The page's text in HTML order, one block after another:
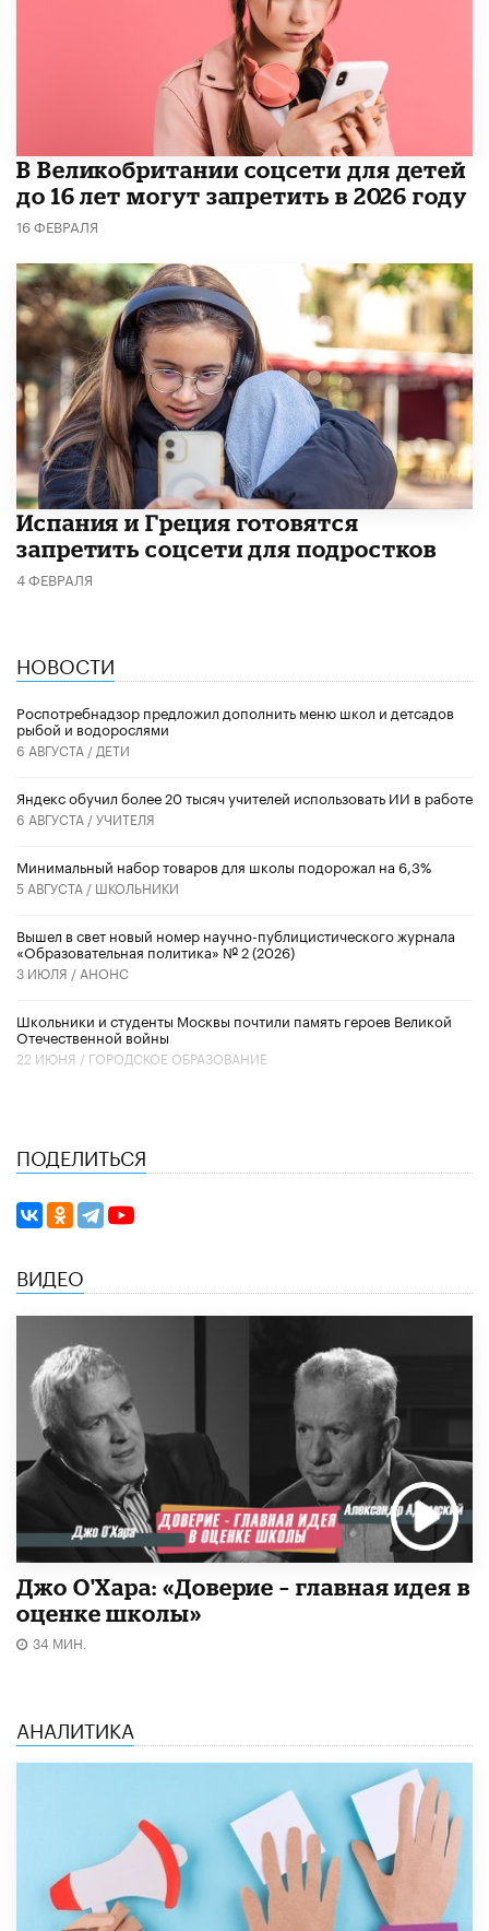
В Великобритании соцсети для детей
до 16 лет могут запретить в 2026 году
16 ФЕВРАЛЯ
Испания и Греция готовятся
запретить соцсети для подростков
4 ФЕВРАЛЯ
НОВОСТИ
Роспотребнадзор предложил дополнить меню школ и детсадов
рыбой и водорослями
6 АВГУСТА / ДЕТИ
​Яндекс обучил более 20 тысяч учителей использовать ИИ в работе
6 АВГУСТА /УЧИТЕЛЯ
Минимальный набор товаров для школы подорожал на 6,3%
5 АВГУСТА / ШКОЛЬНИКИ
Вышел в свет новый номер научно-публицистического журнала
«Образовательная политика» № 2 (2026)
3 ИЮЛЯ / АНОНС
Школьники и студенты Москвы почтили память героев Великой
Отечественной войны
22 ИЮНЯ / ГОРОДСКОЕ ОБРАЗОВАНИЕ
ПОДЕЛИТЬСЯ
ВИДЕО
Джо О'Хара: «Доверие – главная идея в
оценке школы»
34 МИН.
АНАЛИТИКА